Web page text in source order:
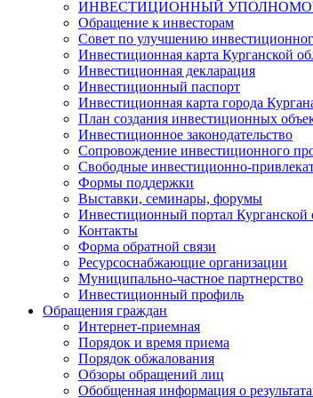
ИНВЕСТИЦИОННЫЙ
Обращение к инвесторам
Совет по улучшению
Инвестиционная карта Курганской
Инвестиционная декларация
Инвестиционный паспорт
Инвестиционная карта города
План создания инвестиционных
Инвестиционное законодательство
Сопровождение инвестиционного
Свободные инвестиционно-
Формы поддержки
Выставки, семинары, форумы
Инвестиционный портал Курганской
Контакты
Форма обратной связи
Ресурсоснабжающие организации
Муниципально-частное партнерство
Инвестиционный профиль
Обращения граждан
Интернет-приемная
Порядок и время приема
Порядок обжалования
Обзоры обращений лиц
Обобщенная информация о